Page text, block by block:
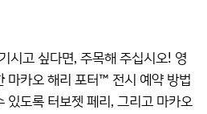
시고 싶다면, 주목해 주십시오! 영
마카오 해리 포터™ 전시 예약 방법
있도록 터보젯 페리, 그리고 마카오